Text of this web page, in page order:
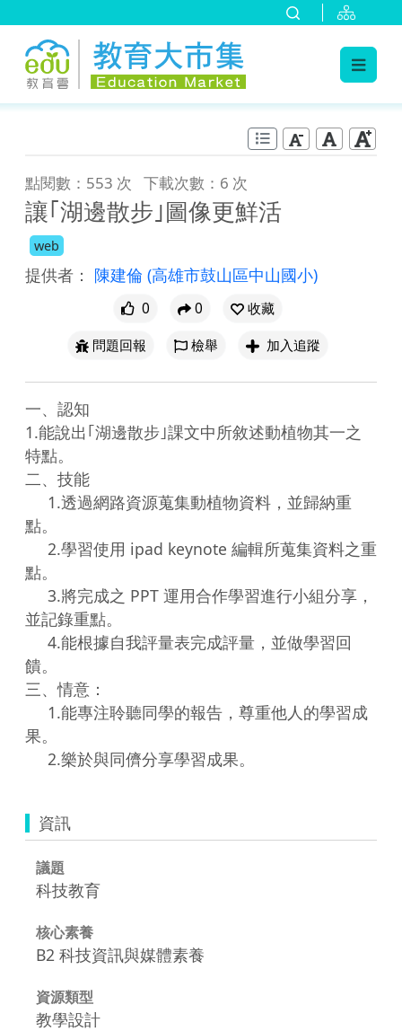
點閱數：553 次 下載次數：6 次
讓｢湖邊散步｣圖像更鮮活
web
提供者： 陳建倫 (高雄市鼓山區中山國小)
0 0
收藏
問題回報
檢舉 加入追蹤
一、認知
1.能說出｢湖邊散步｣課文中所敘述動植物其一之
特點。
二、技能
點。
點。
並記錄重點。
饋。
三、情意：
果。
     2.樂於與同儕分享學習成果。
資訊
議題
科技教育
核心素養
B2 科技資訊與媒體素養
資源類型
教學設計